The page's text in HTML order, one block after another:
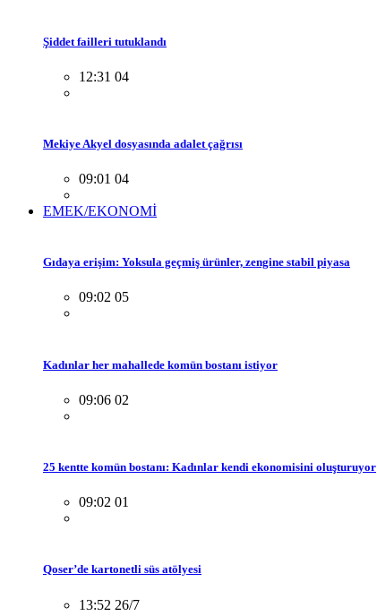
Şiddet failleri tutuklandı
12:31 04
Mekiye Akyel dosyasında adalet çağrısı
09:01 04
EMEK/EKONOMİ
Gıdaya erişim: Yoksula geçmiş ürünler, zengine stabil piyasa
09:02 05
Kadınlar her mahallede komün bostanı istiyor
09:06 02
25 kentte komün bostanı: Kadınlar kendi ekonomisini oluşturuyor
09:02 01
Qoser’de kartonetli süs atölyesi
13:52 26/7